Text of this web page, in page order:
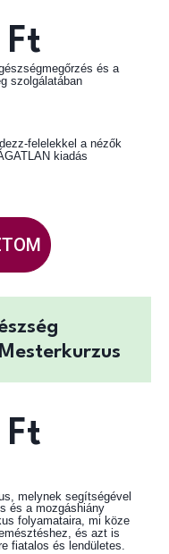
és a
szolgálatában
felelekkel a nézők
kiadás
melynek segítségével
és a mozgáshiány
folyamataira, mi köze
és azt is
fiatalos és lendületes.